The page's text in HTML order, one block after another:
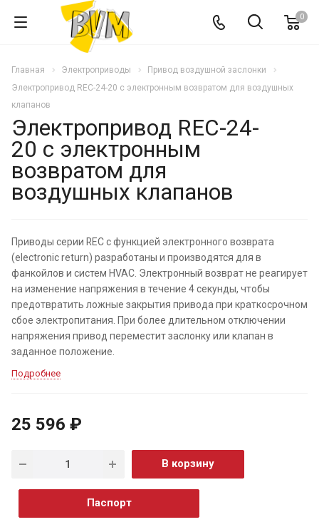
0
Главная Электроприводы
Привод воздушной заслонки
Электропривод REC-24-20 с электронным возвратом для воздушных
клапанов
Электропривод REC-24-
20 с электронным
возвратом для
воздушных клапанов
Приводы серии REC с функцией электронного возврата
(electronic return) разработаны и производятся для в
фанкойлов и систем HVAC. Электронный возврат не реагирует
на изменение напряжения в течение 4 секунды, чтобы
предотвратить ложные закрытия привода при краткосрочном
сбое электропитания. При более длительном отключении
напряжения привод переместит заслонку или клапан в
заданное положение.
Подробнее
25 596 ₽
В корзину
Паспорт